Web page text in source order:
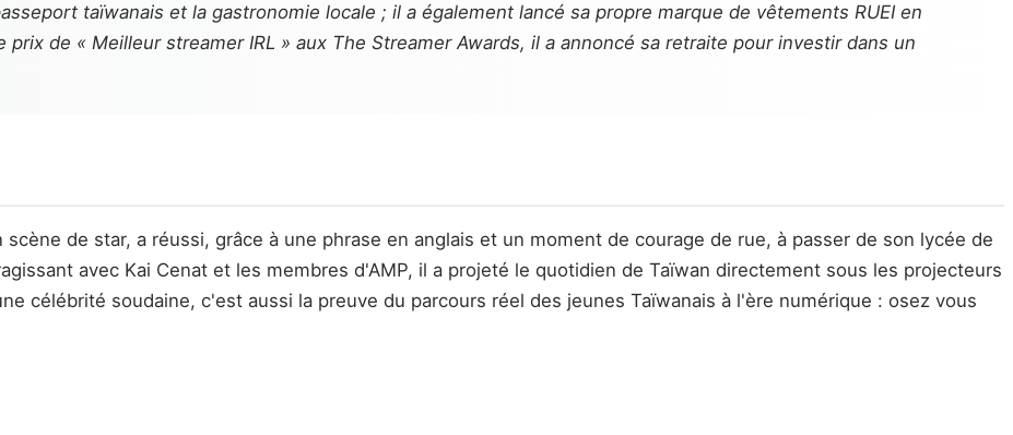
taïwanais et la gastronomie locale ; il a également lancé sa propre marque de vêtements RUEI en
de « Meilleur streamer IRL » aux The Streamer Awards, il a annoncé sa retraite pour investir dans un
de star, a réussi, grâce à une phrase en anglais et un moment de courage de rue, à passer de son lycée de
avec Kai Cenat et les membres d'AMP, il a projeté le quotidien de Taïwan directement sous les projecteurs
célébrité soudaine, c'est aussi la preuve du parcours réel des jeunes Taïwanais à l'ère numérique : osez vous